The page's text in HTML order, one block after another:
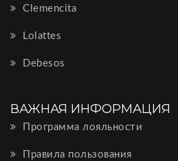
Clemencita
Lolattes
Debesos
ВАЖНАЯ ИНФОРМАЦИЯ
Программа лояльности
Правила пользования